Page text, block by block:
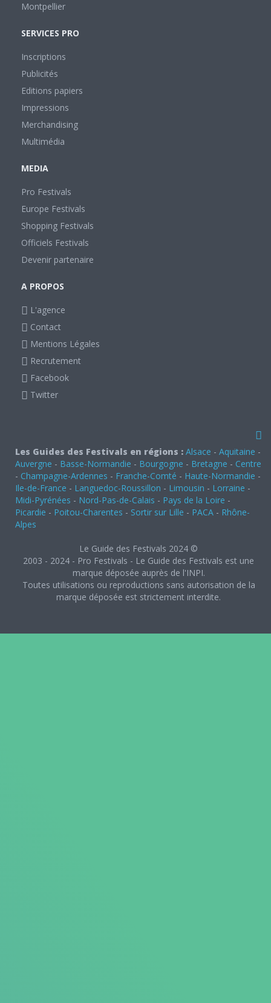
Montpellier
SERVICES PRO
Inscriptions
Publicités
Editions papiers
Impressions
Merchandising
Multimédia
MEDIA
Pro Festivals
Europe Festivals
Shopping Festivals
Officiels Festivals
Devenir partenaire
A PROPOS
L'agence
Contact
Mentions Légales
Recrutement
Facebook
Twitter
Les Guides des Festivals en régions : Alsace - Aquitaine -
Auvergne - Basse-Normandie - Bourgogne - Bretagne - Centre
- Champagne-Ardennes - Franche-Comté - Haute-Normandie -
Ile-de-France - Languedoc-Roussillon - Limousin - Lorraine -
Midi-Pyrénées - Nord-Pas-de-Calais - Pays de la Loire -
Picardie - Poitou-Charentes - Sortir sur Lille - PACA - Rhône-
Alpes
Le Guide des Festivals 2024 ©
2003 - 2024 - Pro Festivals - Le Guide des Festivals est une
marque déposée auprès de l'INPI.
Toutes utilisations ou reproductions sans autorisation de la
marque déposée est strictement interdite.